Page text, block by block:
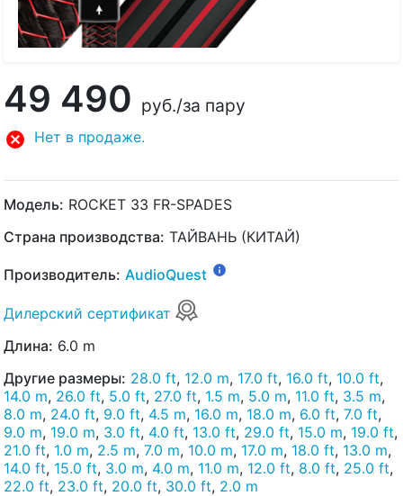
49 490 руб./за пару
Нет в продаже.
Модель: ROCKET 33 FR-SPADES
Страна производства: ТАЙВАНЬ (КИТАЙ)
Производитель: AudioQuest
Дилерский сертификат
Длина: 6.0 m
Другие размеры: 28.0 ft, 12.0 m, 17.0 ft, 16.0 ft, 10.0 ft,
14.0 m, 26.0 ft, 5.0 ft, 27.0 ft, 1.5 m, 5.0 m, 11.0 ft, 3.5 m,
8.0 m, 24.0 ft, 9.0 ft, 4.5 m, 16.0 m, 18.0 m, 6.0 ft, 7.0 ft,
9.0 m, 19.0 m, 3.0 ft, 4.0 ft, 13.0 ft, 29.0 ft, 15.0 m, 19.0 ft,
21.0 ft, 1.0 m, 2.5 m, 7.0 m, 10.0 m, 17.0 m, 18.0 ft, 13.0 m,
14.0 ft, 15.0 ft, 3.0 m, 4.0 m, 11.0 m, 12.0 ft, 8.0 ft, 25.0 ft,
22.0 ft, 23.0 ft, 20.0 ft, 30.0 ft, 2.0 m